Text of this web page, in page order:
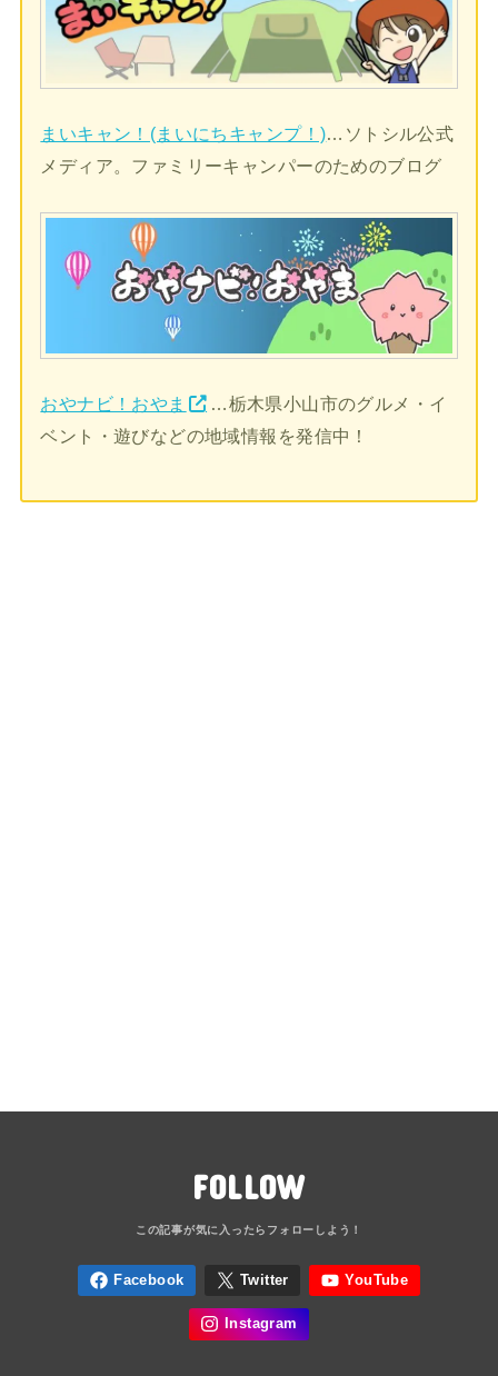
まいキャン！(まいにちキャンプ！)…ソトシル公式
メディア。ファミリーキャンパーのためのブログ
おやナビ！おやま
…栃木県小山市のグルメ・イ
ベント・遊びなどの地域情報を発信中！
FOLLOW